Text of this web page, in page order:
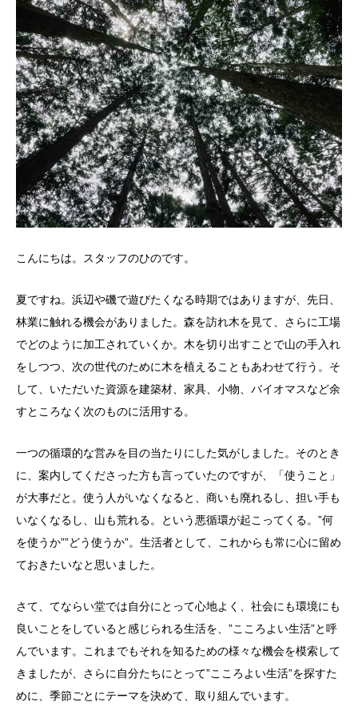
こんにちは。スタッフのひのです。
夏ですね。浜辺や磯で遊びたくなる時期ではありますが、先日、
林業に触れる機会がありました。森を訪れ木を見て、さらに工場
でどのように加工されていくか。木を切り出すことで山の手入れ
をしつつ、次の世代のために木を植えることもあわせて行う。そ
して、いただいた資源を建築材、家具、小物、バイオマスなど余
すところなく次のものに活用する。
一つの循環的な営みを目の当たりにした気がしました。そのとき
に、案内してくださった方も言っていたのですが、「使うこと」
が大事だと。使う人がいなくなると、商いも廃れるし、担い手も
いなくなるし、山も荒れる。という悪循環が起こってくる。”何
を使うか””どう使うか”。生活者として、これからも常に心に留め
ておきたいなと思いました。
さて、てならい堂では自分にとって心地よく、社会にも環境にも
良いことをしていると感じられる生活を、”こころよい生活”と呼
んでいます。これまでもそれを知るための様々な機会を模索して
きましたが、さらに自分たちにとって”こころよい生活”を探すた
めに、季節ごとにテーマを決めて、取り組んでいます。